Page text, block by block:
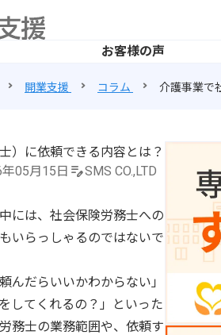
お客様の声
開業支援 コラム 介護事業で
）に依頼できる内容とは？
05月15日 SMS CO.,LTD
には、社会保険労務士への
いらっしゃるのではないで
んだらいいかわからない」
してくれるの？」といった
務士の業務範囲や、依頼す